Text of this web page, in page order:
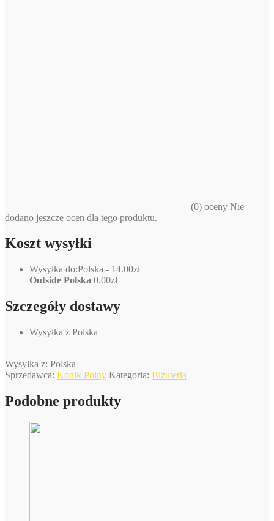
(0) oceny Nie
dodano jeszcze ocen dla tego produktu.
Koszt wysyłki
Wysyłka do:Polska - 14.00zł
Outside Polska 0.00zł
Szczegóły dostawy
Wysyłka z Polska
Wysyłka z: Polska
Sprzedawca: Konik Polny Kategoria: Biżuteria
Podobne produkty